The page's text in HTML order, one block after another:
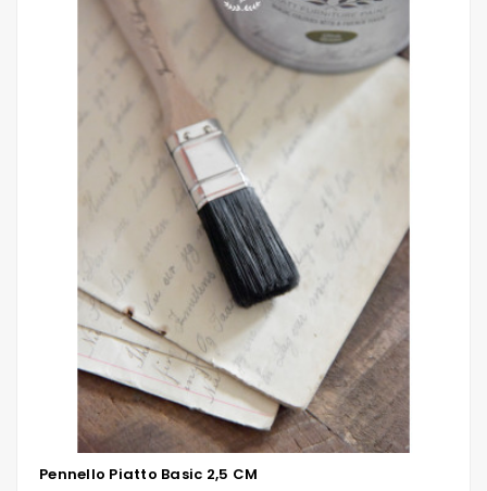
Pennello Piatto Basic 2,5 CM